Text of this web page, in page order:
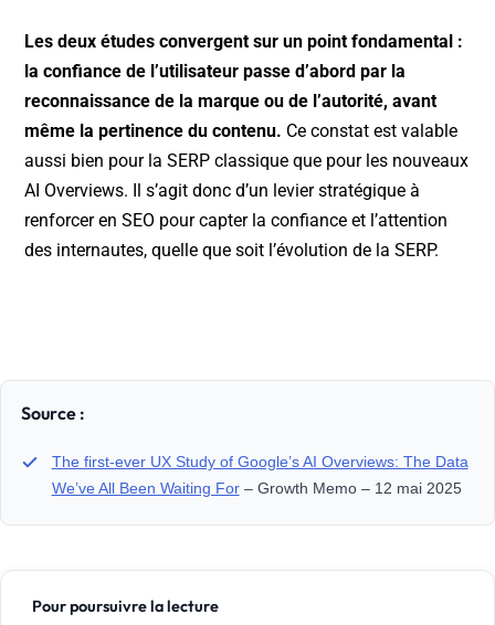
Les deux études convergent sur un point fondamental :
la confiance de l’utilisateur passe d’abord par la
reconnaissance de la marque ou de l’autorité, avant
même la pertinence du contenu. Ce constat est valable
aussi bien pour la SERP classique que pour les nouveaux
AI Overviews. Il s’agit donc d’un levier stratégique à
renforcer en SEO pour capter la confiance et l’attention
des internautes, quelle que soit l’évolution de la SERP.
Source :
The first-ever UX Study of Google’s AI Overviews: The Data
We’ve All Been Waiting For– Growth Memo – 12 mai 2025
Pour poursuivre la lecture